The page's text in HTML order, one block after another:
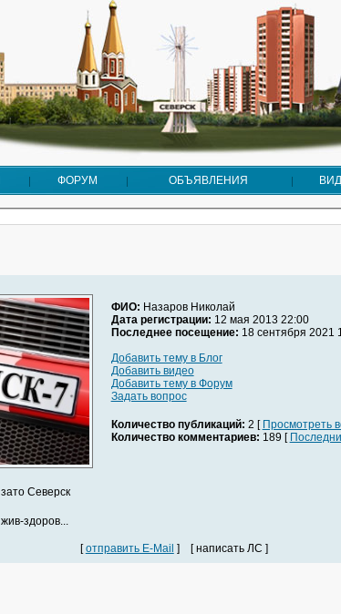
ФОРУМ ОБЪЯВЛЕНИЯ
ФИО: Назаров Николай
Дата регистрации: 12 мая 2013 22:00
Последнее посещение: 18 сентября 2021
Добавить тему в Блог
Добавить видео
Добавить тему в Форум
Задать вопрос
Количество публикаций: 2 [ Просмотреть
Количество комментариев: 189 [
зато Северск
жив-здоров...
[отправить E-Mail ] [ написать ЛС ]